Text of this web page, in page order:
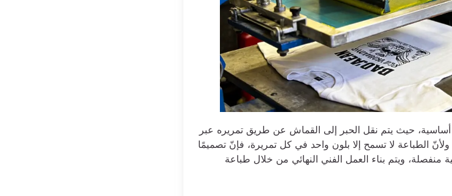
أساسية، حيث يتم نقل الحبر إلى القماش عن طريق تمريره عبر
الطباعة لا تسمح إلا بلون واحد في كل تمريرة، فإنّ تصميمًا
ويتم بناء العمل الفني النهائي من خلال طباعة